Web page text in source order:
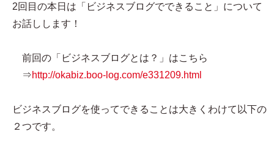
2回目の本日は「ビジネスブログでできること」について
お話しします！
前回の「ビジネスブログとは？」はこちら
⇒http://okabiz.boo-log.com/e331209.html
ビジネスブログを使ってできることは大きくわけて以下の
２つです。